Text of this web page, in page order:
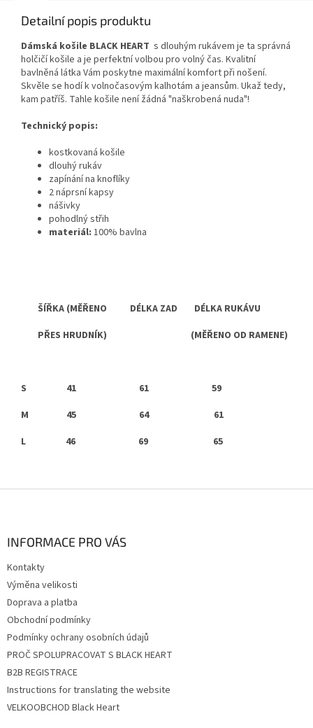
Detailní popis produktu
Dámská košile BLACK HEART s dlouhým rukávem je ta správná
holčičí košile a je perfektní volbou pro volný čas. Kvalitní
bavlněná látka Vám poskytne maximální komfort při nošení.
Skvěle se hodí k volnočasovým kalhotám a jeansům. Ukaž tedy,
kam patříš. Tahle košile není žádná "naškrobená nuda"!
Technický popis:
kostkovaná košile
dlouhý rukáv
zapínání na knoflíky
2 náprsní kapsy
nášivky
pohodlný střih
materiál: 100% bavlna
ŠÍŘKA (MĚŘENO DÉLKA ZAD DÉLKA RUKÁVU
PŘES HRUDNÍK) (MĚŘENO OD RAMENE)
S
41 61 59
M 45 64 61
L 46 69 65
INFORMACE PRO VÁS
Kontakty
Výměna velikosti
Doprava a platba
Obchodní podmínky
Podmínky ochrany osobních údajů
PROČ SPOLUPRACOVAT S BLACK HEART
B2B REGISTRACE
Instructions for translating the website
VELKOOBCHOD Black Heart